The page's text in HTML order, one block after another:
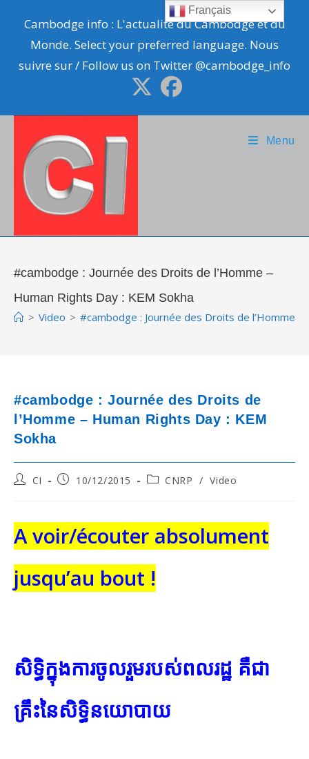
content
Cambodge info : L'actualité du Cambodge et du
Monde. Select your preferred language. Nous
suivre sur / Follow us on Twitter @cambodge_info
Menu
#cambodge : Journée des Droits de l’Homme –
Human Rights Day : KEM Sokha
> Video > #cambodge : Journée des Droits de l’Homme –
#cambodge : Journée des Droits de
l’Homme – Human Rights Day : KEM
Sokha
PostCI
Post10/12/2015
PostCNRP / Video
A voir/écouter absolument
jusqu’au bout !
សិទ្ធិក្នុងការចូលរួមរបស់ពលរដ្ឋ គឺជា
គ្រឹះនៃសិទ្ធិនយោបាយ
Français